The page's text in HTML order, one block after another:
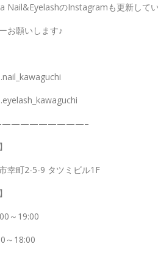
Nail&EyelashのInstagramも更新してい
お願いします♪
幸町2-5-9 タツミビル1F
～19:00
～18:00